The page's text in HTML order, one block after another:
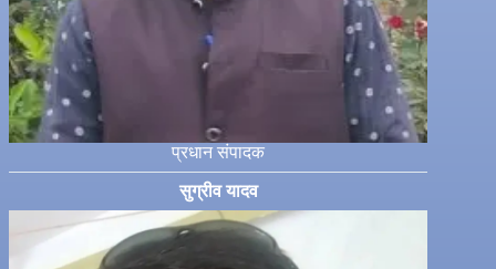
प्रधान संपादक
सुग्रीव यादव